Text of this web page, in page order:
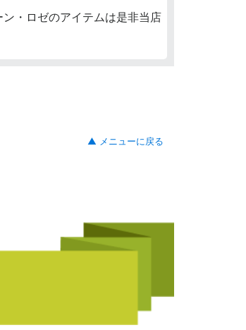
・ロゼのアイテムは是非当店
▲ メニューに戻る